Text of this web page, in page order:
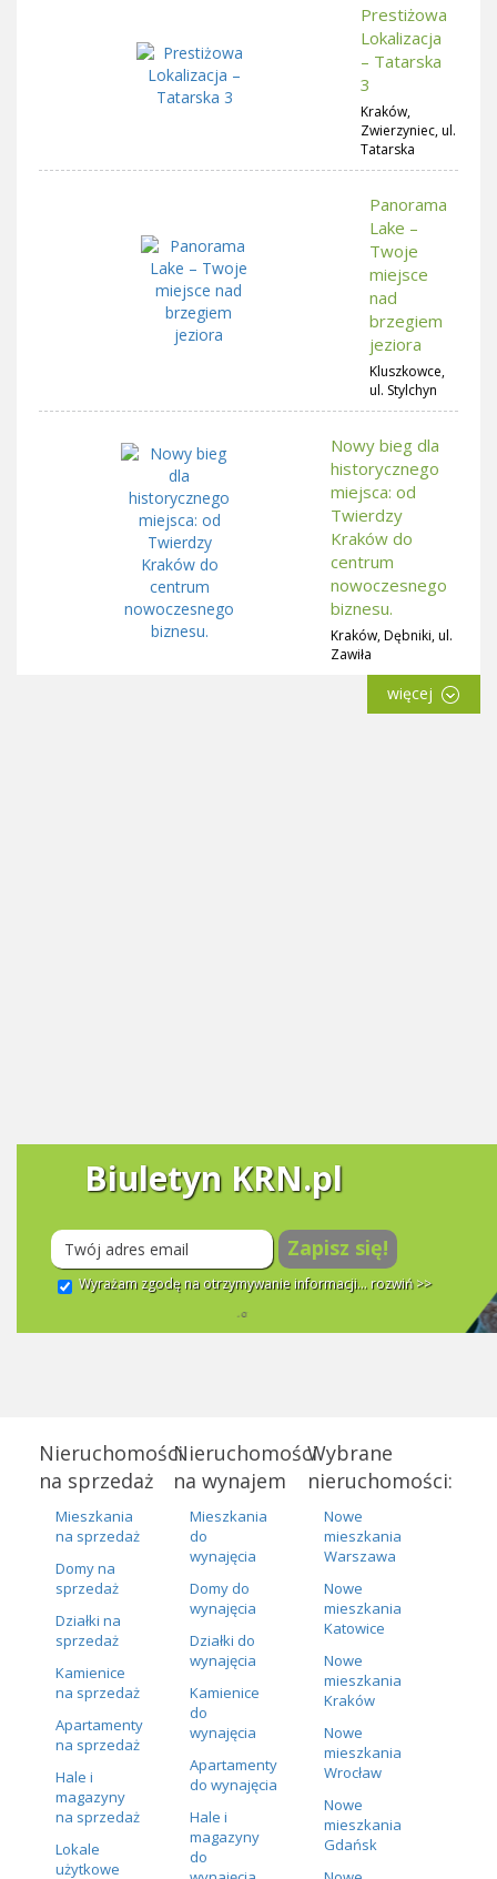
Prestiżowa
Lokalizacja
– Tatarska
3
Kraków,
Zwierzyniec, ul.
Tatarska
Panorama
Lake –
Twoje
miejsce
nad
brzegiem
jeziora
Kluszkowce,
ul. Stylchyn
Nowy bieg dla
historycznego
miejsca: od
Twierdzy
Kraków do
centrum
nowoczesnego
biznesu.
Kraków, Dębniki, ul.
Zawiła
więcej
Biuletyn KRN.pl
Zapisz się!
Wyrażam zgodę na otrzymywanie informacji... rozwiń >>
Nieruchomości
na sprzedaż
Mieszkania
na sprzedaż
Domy na
sprzedaż
Działki na
sprzedaż
Kamienice
na sprzedaż
Apartamenty
na sprzedaż
Hale i
magazyny
na sprzedaż
Lokale
użytkowe
Nieruchomości
na wynajem
Mieszkania
do
wynajęcia
Domy do
wynajęcia
Działki do
wynajęcia
Kamienice
do
wynajęcia
Apartamenty
do wynajęcia
Hale i
magazyny
do
Wybrane
nieruchomości:
Nowe
mieszkania
Warszawa
Nowe
mieszkania
Katowice
Nowe
mieszkania
Kraków
Nowe
mieszkania
Wrocław
Nowe
mieszkania
Gdańsk